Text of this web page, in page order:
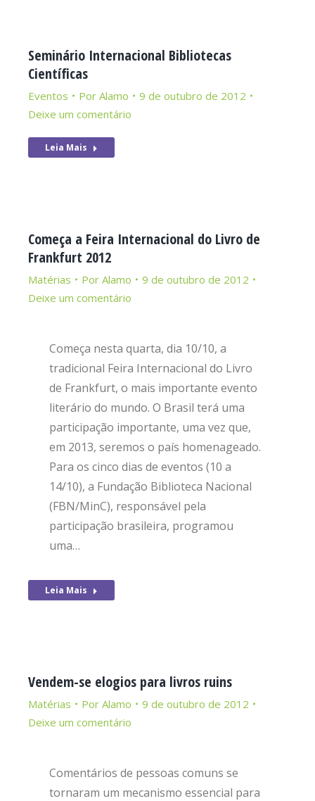
Seminário Internacional Bibliotecas
Científicas
Eventos Por Alamo
9 de outubro de 2012
Deixe um comentário
Leia Mais
Começa a Feira Internacional do Livro de
Frankfurt 2012
Matérias Por Alamo
9 de outubro de 2012
Deixe um comentário
Começa nesta quarta, dia 10/10, a
tradicional Feira Internacional do Livro
de Frankfurt, o mais importante evento
literário do mundo. O Brasil terá uma
participação importante, uma vez que,
em 2013, seremos o país homenageado.
Para os cinco dias de eventos (10 a
14/10), a Fundação Biblioteca Nacional
(FBN/MinC), responsável pela
participação brasileira, programou
uma…
Leia Mais
Vendem-se elogios para livros ruins
Matérias Por Alamo
9 de outubro de 2012
Deixe um comentário
Comentários de pessoas comuns se
tornaram um mecanismo essencial para